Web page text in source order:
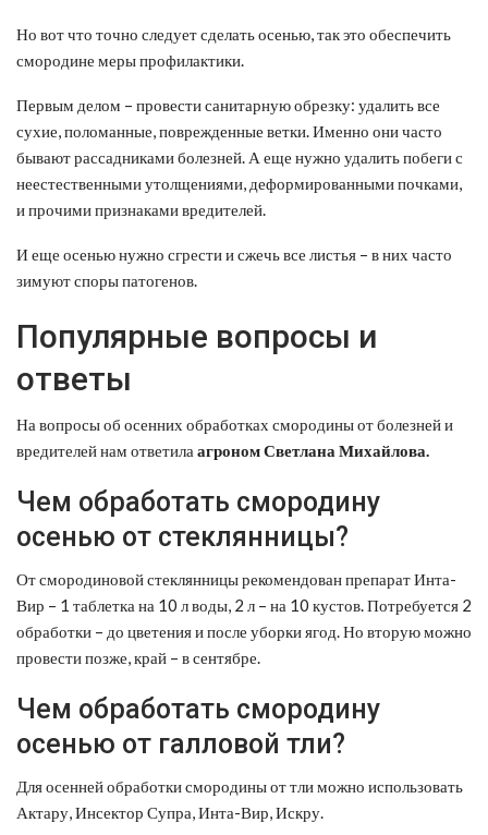
Но вот что точно следует сделать осенью, так это обеспечить
смородине меры профилактики.
Первым делом – провести санитарную обрезку: удалить все
сухие, поломанные, поврежденные ветки. Именно они часто
бывают рассадниками болезней. А еще нужно удалить побеги с
неестественными утолщениями, деформированными почками,
и прочими признаками вредителей.
И еще осенью нужно сгрести и сжечь все листья – в них часто
зимуют споры патогенов.
Популярные вопросы и
ответы
На вопросы об осенних обработках смородины от болезней и
вредителей нам ответила агроном Светлана Михайлова.
Чем обработать смородину
осенью от стеклянницы?
От смородиновой стеклянницы рекомендован препарат Инта-
Вир – 1 таблетка на 10 л воды, 2 л – на 10 кустов. Потребуется 2
обработки – до цветения и после уборки ягод. Но вторую можно
провести позже, край – в сентябре.
Чем обработать смородину
осенью от галловой тли?
Для осенней обработки смородины от тли можно использовать
Актару, Инсектор Супра, Инта-Вир, Искру.